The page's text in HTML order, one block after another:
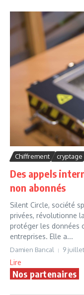
Chiffrement cryptage
Des appels
non abonnés
Silent Circle, société
privées, révolutionne
protéger les données
entreprises. Elle a...
Damien Bancal 9
Lire
Nos partenaires